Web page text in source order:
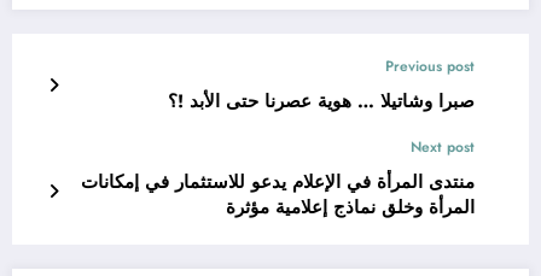
Previous post
صبرا وشاتيلا … هوية عصرنا حتى الأبد !؟
Next post
منتدى المرأة في الإعلام يدعو للاستثمار في إمكانات
المرأة وخلق نماذج إعلامية مؤثرة